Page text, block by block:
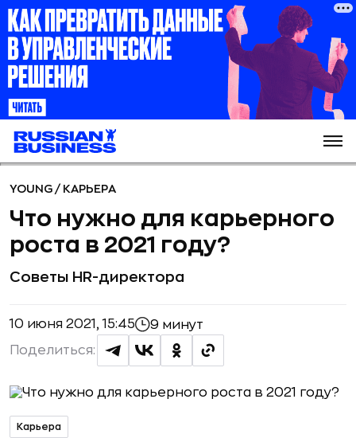
YOUNG / КАРЬЕРА
Что нужно для карьерного
роста в 2021 году?
Советы HR-директора
10 июня 2021, 15:45 9 минут
Поделиться:
Карьера